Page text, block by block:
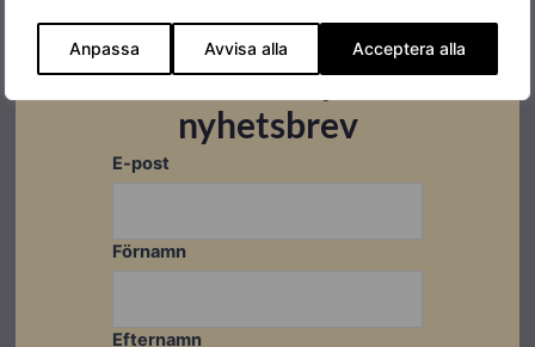
Anpassa Avvisa alla Acceptera alla
Montageanvisningar
Prenumerera på vårt
nyhetsbrev
E-post
Förnamn
Efternamn